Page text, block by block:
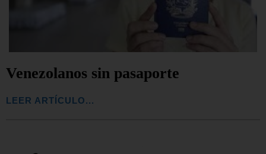
Venezolanos sin pasaporte
LEER ARTÍCULO...